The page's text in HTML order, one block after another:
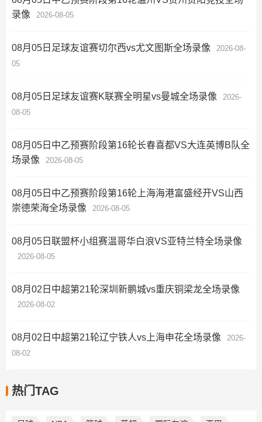
录像
2026-08-05
08月05日足球友谊赛切尔西vs尤文图斯全场录像
2026-08-
05
08月05日足球友谊赛K联赛全明星vs曼城全场录像
2026-
08-05
08月05日中乙预赛阶段第16轮长春喜都VS大连英博B队全
场录像
2026-08-05
08月05日中乙预赛阶段第16轮上海海港富盛经开VS山西
崇德荣海全场录像
2026-08-05
08月05日联盟杯小组赛温哥华白浪VS亚特兰特全场录像
2026-08-05
08月02日中超第21轮深圳新鹏城vs重庆铜梁龙全场录像
2026-08-02
08月02日中超第21轮辽宁铁人vs上海申花全场录像
2026-
08-02
热门TAG